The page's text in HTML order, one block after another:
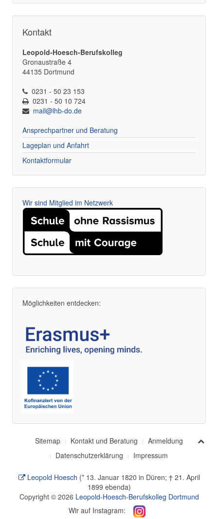
Kontakt
Leopold-Hoesch-Berufskolleg
Gronaustraße 4
44135 Dortmund
0231 - 50 23 153
0231 - 50 10 724
mail@lhb-do.de
Ansprechpartner und Beratung
Lageplan und Anfahrt
Kontaktformular
Wir sind Mitglied im Netzwerk
Möglichkeiten entdecken:
Sitemap Kontakt und Beratung
Anmeldung
Datenschutzerklärung
Impressum
Leopold Hoesch (* 13. Januar 1820 in Düren; † 21. April
1899 ebenda)
Copyright © 2026 Leopold-Hoesch-Berufskolleg Dortmund
Wir auf Instagram: